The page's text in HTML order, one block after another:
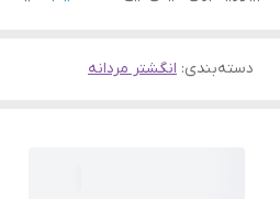
دسته‌بندی: انگشتر مردانه